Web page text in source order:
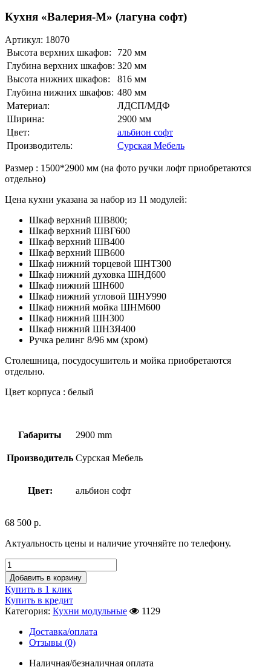
Кухня «Валерия-М» (лагуна софт)
Артикул: 18070
Высота верхних шкафов:
720 мм
Глубина верхних шкафов: 320 мм
Высота нижних шкафов:
816 мм
Глубина нижних шкафов: 480 мм
Материал:
ЛДСП/МДФ
Ширина:
2900 мм
Цвет:
альбион софт
Производитель:
Сурская Мебель
Размер : 1500*2900 мм (на фото ручки лофт приобретаются
отдельно)
Цена кухни указана за набор из 11 модулей:
Шкаф верхний ШВ800;
Шкаф верхний ШВГ600
Шкаф верхний ШВ400
Шкаф верхний ШВ600
Шкаф нижний торцевой ШНТ300
Шкаф нижний духовка ШНД600
Шкаф нижний ШН600
Шкаф нижний угловой ШНУ990
Шкаф нижний мойка ШНМ600
Шкаф нижний ШН300
Шкаф нижний ШН3Я400
Ручка релинг 8/96 мм (хром)
Столешница, посудосушитель и мойка приобретаются
отдельно.
Цвет корпуса : белый
Габариты 2900 mm
Производитель Сурская Мебель
Цвет: альбион софт
68 500 р.
Актуальность цены и наличие уточняйте по телефону.
Добавить в корзину
Купить в 1 клик
Купить в кредит
Категория: Кухни модульные
1129
Доставка/оплата
Отзывы (0)
Наличная/безналичная оплата